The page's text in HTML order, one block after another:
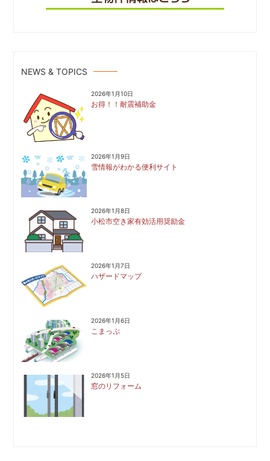
NEWS & TOPICS
2026年1月10日
お得！！耐震補助金
2026年1月9日
雪情報がわかる便利サイト
2026年1月8日
小松市空き家有効活用奨励金
2026年1月7日
ハザードマップ
2026年1月6日
こまっぷ
2026年1月5日
窓のリフォーム